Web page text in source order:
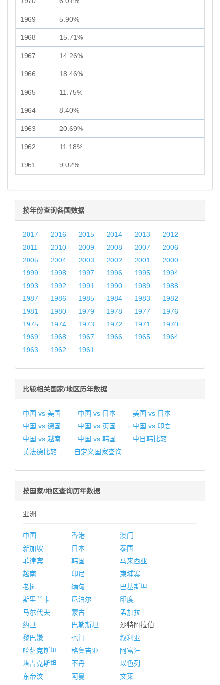
1969 5.90%
1968 15.71%
1967 14.26%
1966 18.46%
1965 11.75%
1964 8.40%
1963 20.69%
1962 11.18%
1961 9.02%
按年份查询各国数据
2017 2016 2015 2014 2013
2012
2011
2010 2009 2008 2007
2006
2005
2004 2003 2002 2001
2000
1999
1998 1997 1996 1995
1994
1993
1992 1991 1990 1989
1988
1987
1986 1985 1984 1983
1982
1981
1980 1979 1978 1977
1976
1975
1974 1973 1972 1971
1970
1969
1968 1967 1966 1965
1964
1963
1962 1961
比较相关国家/地区历年数据
中国 vs 美国 中国 vs 日本
美国 vs 日本
中国 vs 德国
中国 vs 英国
中国 vs 印度
中国 vs 越南
中国 vs 韩国
中日韩比较
英法德比较
自定义国家查询...
按国家/地区查询历年数据
亚洲
中国 香港
澳门
新加坡
日本
泰国
菲律宾
韩国
马来西亚
越南
印尼
柬埔寨
老挝
缅甸
巴基斯坦
斯里兰卡
尼泊尔
印度
马尔代夫
蒙古
孟加拉
约旦
巴勒斯坦
沙特阿拉伯
黎巴嫩
也门
叙利亚
哈萨克斯坦
格鲁吉亚
阿富汗
塔吉克斯坦
不丹
以色列
东帝汶
阿曼
文莱